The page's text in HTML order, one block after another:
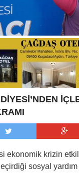
ekonomik krizin
sosyal yardım